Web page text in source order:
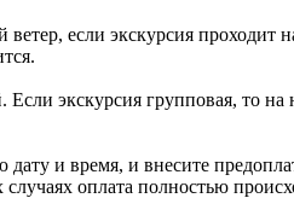
если экскурсия проходит
экскурсия групповая, то
и время, и внесите
оплата полностью